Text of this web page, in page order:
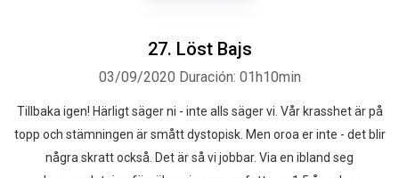
27. Löst Bajs
03/09/2020 Duración: 01h10min
Tillbaka igen! Härligt säger ni - inte alls säger vi. Vår krasshet är på
topp och stämningen är smått dystopisk. Men oroa er inte - det blir
några skratt också. Det är så vi jobbar. Via en ibland seg